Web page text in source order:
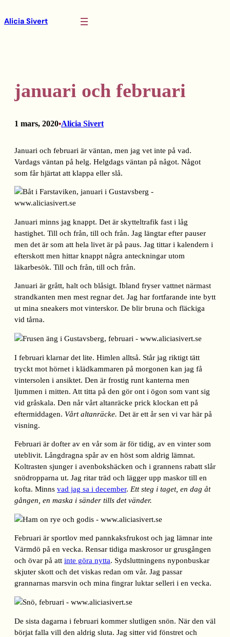
till
Alicia Sivert
januari och februari
1 mars, 2020•Alicia Sivert
Januari och februari är väntan, men jag vet inte på vad.
Vardags väntan på helg. Helgdags väntan på något. Något
som får hjärtat att klappa eller slå.
Januari minns jag knappt. Det är skytteltrafik fast i låg
hastighet. Till och från, till och från. Jag längtar efter pauser
men det är som att hela livet är på paus. Jag tittar i kalendern i
efterskott men hittar knappt några anteckningar utom
läkarbesök. Till och från, till och från.
Januari är grått, halt och blåsigt. Ibland fryser vattnet närmast
strandkanten men mest regnar det. Jag har fortfarande inte bytt
ut mina sneakers mot vinterskor. De blir bruna och fläckiga
vid tårna.
I februari klarnar det lite. Himlen alltså. Står jag riktigt tätt
tryckt mot hörnet i klädkammaren på morgonen kan jag få
vintersolen i ansiktet. Den är frostig runt kanterna men
ljummen i mitten. Att titta på den gör ont i ögon som vant sig
vid gråskala. Den når vårt altanräcke prick klockan ett på
eftermiddagen. Vårt altanräcke. Det är ett år sen vi var här på
visning.
Februari är dofter av en vår som är för tidig, av en vinter som
uteblivit. Långdragna spår av en höst som aldrig lämnat.
Koltrasten sjunger i avenbokshäcken och i grannens rabatt slår
snödropparna ut. Jag ritar träd och lägger upp maskor till en
kofta. Minns vad jag sa i december. Ett steg i taget, en dag åt
gången, en maska i sänder tills det vänder.
Februari är sportlov med pannkaksfrukost och jag lämnar inte
Värmdö på en vecka. Rensar tidiga maskrosor ur grusgången
och övar på att inte göra nytta. Sydsluttningens nyponbuskar
skjuter skott och det viskas redan om vår. Jag passar
grannarnas marsvin och mina fingrar luktar selleri i en vecka.
De sista dagarna i februari kommer slutligen snön. När den väl
börjat falla vill den aldrig sluta. Jag sitter vid fönstret och